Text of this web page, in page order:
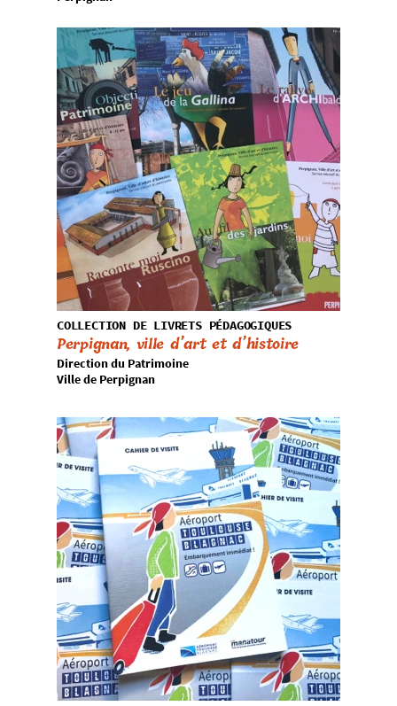
COLLECTION DE LIVRETS PÉDAGOGIQUES
Perpignan, ville d’art et d’histoire
Direction du Patrimoine
Ville de Perpignan